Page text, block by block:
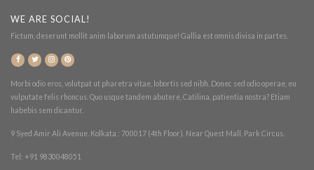
WE ARE SOCIAL!
Fictum, deserunt mollit anim laborum astutumque! Gallia est omnis divisa in partes.
Morbi odio eros, volutpat ut pharetra vitae, lobortis sed nibh. Donec sed odio operae, eu
vulputate felis rhoncus. Quo usque tandem abutere, Catilina, patientia nostra? Etiam
habebis sem dicantur.
9 Syed Amir Ali Avenue. Kolkata : 700017 (4th Floor). Near Quest Mall, Park Circus.
Tel: +91 9830048051